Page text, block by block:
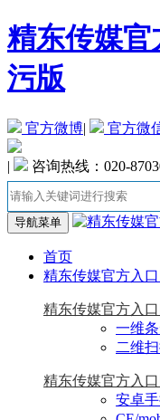
精东传媒
污版
官方微博| 官方微
| 咨询热线：020-
导航菜单
首页
精东传媒官方入
精东传媒官方入
一维
二维
精东传媒官方入
安卓